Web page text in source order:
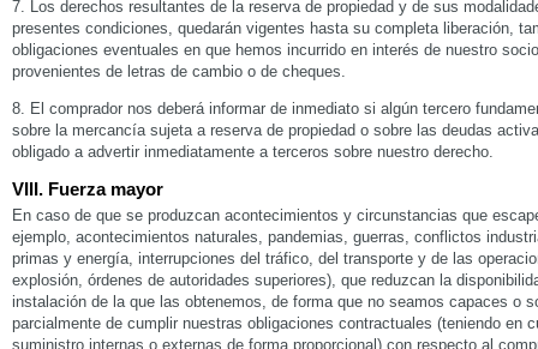
7. Los derechos resultantes de la reserva de propiedad y de sus
presentes condiciones, quedarán vigentes hasta su completa liberación,
obligaciones eventuales en que hemos incurrido en interés de nuestro
provenientes de letras de cambio o de cheques.
8. El comprador nos deberá informar de inmediato si algún tercero
sobre la mercancía sujeta a reserva de propiedad o sobre las deudas
obligado a advertir inmediatamente a terceros sobre nuestro derecho.
VIII. Fuerza mayor
En caso de que se produzcan acontecimientos y circunstancias que
ejemplo, acontecimientos naturales, pandemias, guerras, conflictos
primas y energía, interrupciones del tráfico, del transporte y de las
explosión, órdenes de autoridades superiores), que reduzcan la
instalación de la que las obtenemos, de forma que no seamos capaces o
parcialmente de cumplir nuestras obligaciones contractuales (teniendo en
suministro internas o externas de forma proporcional) con respecto al